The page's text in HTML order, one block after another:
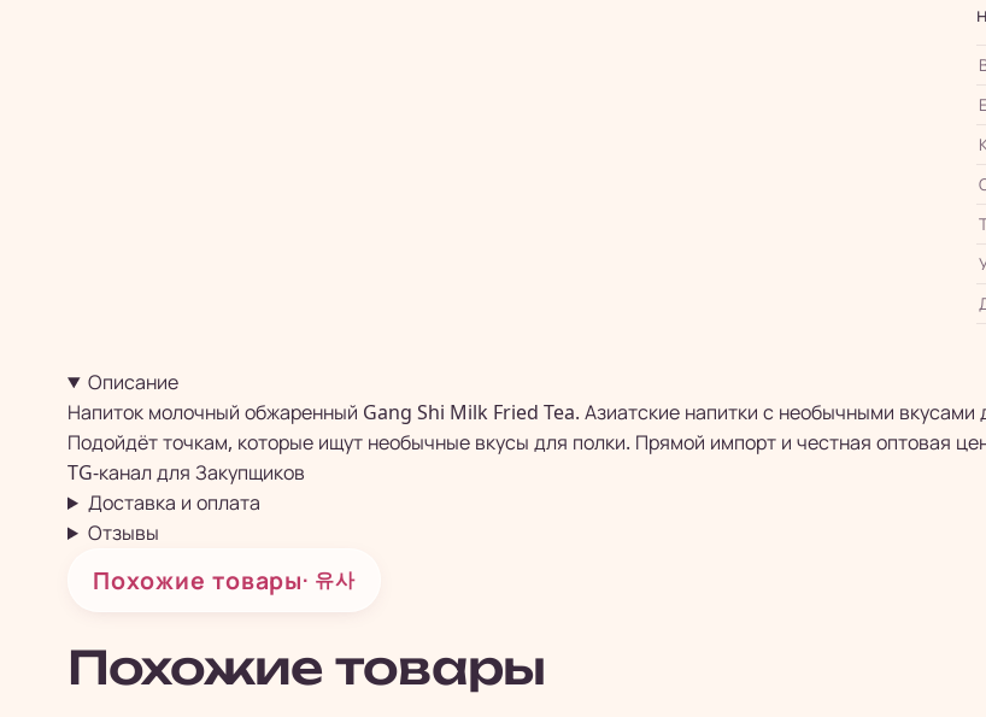
Описание
Напиток молочный обжаренный Gang Shi Milk Fried Tea. Азиатские напитки с необычными
Подойдёт точкам, которые ищут необычные вкусы для полки. Прямой импорт и честная оптовая
TG-канал для Закупщиков
Доставка и оплата
Отзывы
Похожие товары· 유사
Похожие товары